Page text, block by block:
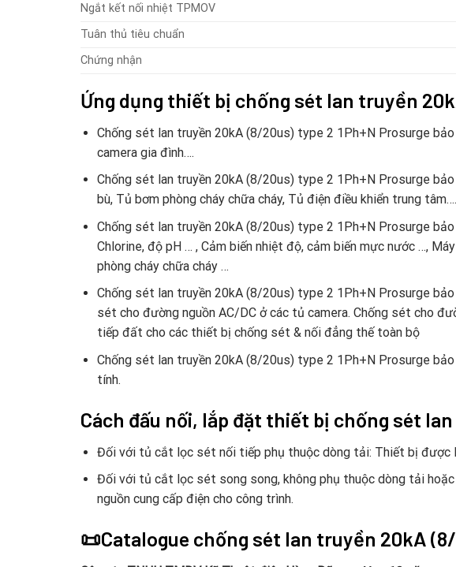
Ngắt kết nối nhiệt TPMOV
Tuân thủ tiêu chuẩn
Chứng nhận
Ứng dụng thiết bị chống sét lan truyền
Chống sét lan truyền 20kA (8/20us) type 2 1Ph+N Prosurge
camera gia đình….
Chống sét lan truyền 20kA (8/20us) type 2 1Ph+N Prosurge
bù, Tủ bơm phòng cháy chữa cháy, Tủ điện điều khiển trung
Chống sét lan truyền 20kA (8/20us) type 2 1Ph+N Prosurge
Chlorine, độ pH … , Cảm biến nhiệt độ, cảm biến mực nước …,
phòng cháy chữa cháy …
Chống sét lan truyền 20kA (8/20us) type 2 1Ph+N Prosurge
sét cho đường nguồn AC/DC ở các tủ camera. Chống sét cho
tiếp đất cho các thiết bị chống sét & nối đẳng thế toàn bộ
Chống sét lan truyền 20kA (8/20us) type 2 1Ph+N Prosurge
tính.
Cách đấu nối, lắp đặt thiết bị chống sét
Đối với tủ cắt lọc sét nối tiếp phụ thuộc dòng tải: Thiết bị được
Đối với tủ cắt lọc sét song song, không phụ thuộc dòng tải
nguồn cung cấp điện cho công trình.
📜Catalogue chống sét lan truyền 20kA